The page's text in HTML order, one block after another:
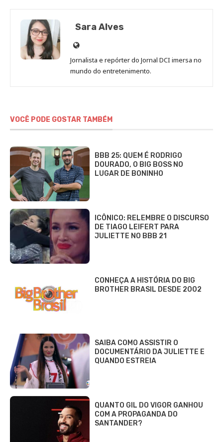
Sara Alves
Site
de
Sara
Jornalista e repórter do Jornal DCI imersa no
mundo do entretenimento.
VOCÊ PODE GOSTAR TAMBÉM
BBB 25: QUEM É RODRIGO
DOURADO, O BIG BOSS NO
LUGAR DE BONINHO
ICÔNICO: RELEMBRE O DISCURSO
DE TIAGO LEIFERT PARA
JULIETTE NO BBB 21
CONHEÇA A HISTÓRIA DO BIG
BROTHER BRASIL DESDE 2002
SAIBA COMO ASSISTIR O
DOCUMENTÁRIO DA JULIETTE E
QUANDO ESTREIA
QUANTO GIL DO VIGOR GANHOU
COM A PROPAGANDA DO
SANTANDER?